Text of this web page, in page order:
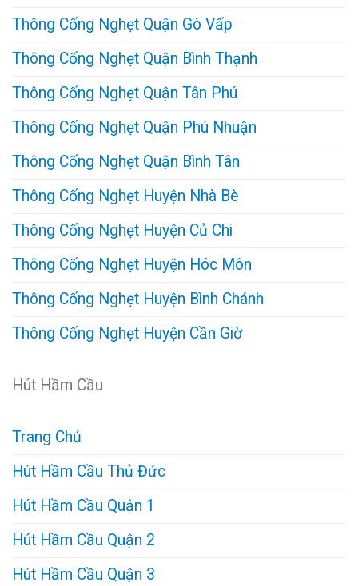
Thông Cống Nghẹt Quận Gò Vấp
Thông Cống Nghẹt Quận Bình Thạnh
Thông Cống Nghẹt Quận Tân Phú
Thông Cống Nghẹt Quận Phú Nhuận
Thông Cống Nghẹt Quận Bình Tân
Thông Cống Nghẹt Huyện Nhà Bè
Thông Cống Nghẹt Huyện Củ Chi
Thông Cống Nghẹt Huyện Hóc Môn
Thông Cống Nghẹt Huyện Bình Chánh
Thông Cống Nghẹt Huyện Cần Giờ
Hút Hầm Cầu
Trang Chủ
Hút Hầm Cầu Thủ Đức
Hút Hầm Cầu Quận 1
Hút Hầm Cầu Quận 2
Hút Hầm Cầu Quận 3